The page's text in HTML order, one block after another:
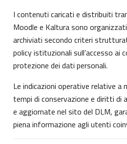
I contenuti caricati e distribuiti
Moodle e Kaltura sono
archiviati secondo criteri
policy istituzionali sull’accesso ai
protezione dei dati personali.
Le indicazioni operative relative a
tempi di conservazione e diritti di
e aggiornate nel sito del DLM,
piena informazione agli utenti